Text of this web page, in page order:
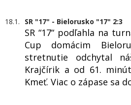
18.1. SR "17" - Bielorusko "17" 2:3
SR “17“ podľahla na
Cup domácim
stretnutie odchytal
Krajčírik a od 61.
Kmeť. Viac o zápase sa